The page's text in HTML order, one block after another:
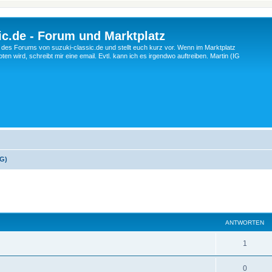
- Forum und Marktplatz
Forums von suzuki-classic.de und stellt euch kurz vor. Wenn im Marktplatz
wird, schreibt mir eine email. Evtl. kann ich es irgendwo auftreiben. Martin (IG
ANTWORTEN
1
n
0A